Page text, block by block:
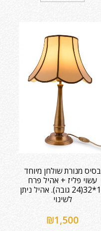
בסיס מנורת שולחן מיוחד
עשוי פליז + אהיל פרח
17*32(24 גובה). אהיל ניתן
לשינוי
₪1,500